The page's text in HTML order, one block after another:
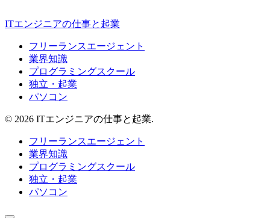
ITエンジニアの仕事と起業
フリーランスエージェント
業界知識
プログラミングスクール
独立・起業
パソコン
© 2026 ITエンジニアの仕事と起業.
フリーランスエージェント
業界知識
プログラミングスクール
独立・起業
パソコン